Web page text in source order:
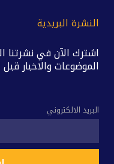
النشرة البريدية
اشترك الآن في نشرتنا
الموضوعات والاخبار
البريد الالكتروني